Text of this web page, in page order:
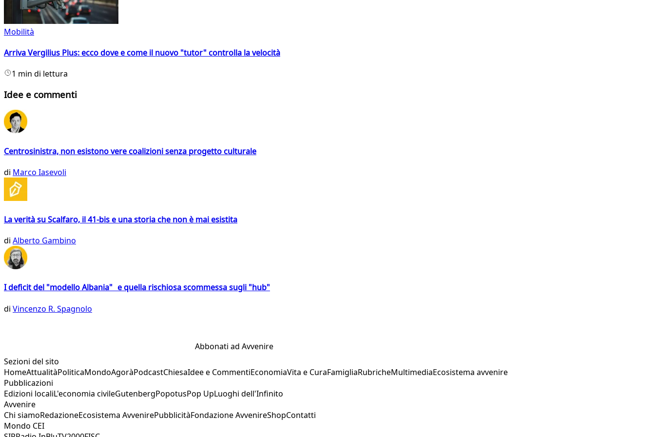
Mobilità
Arriva Vergilius Plus: ecco dove e come il nuovo "tutor" controlla la velocità
1 min di lettura
Idee e commenti
Centrosinistra, non esistono vere coalizioni senza progetto culturale
di Marco Iasevoli
La verità su Scalfaro, il 41-bis e una storia che non è mai esistita
di Alberto Gambino
I deficit del "modello Albania" e quella rischiosa scommessa sugli "hub"
di Vincenzo R. Spagnolo
Abbonati ad Avvenire
Sezioni del sito
HomeAttualitàPoliticaMondoAgoràPodcastChiesaIdee e CommentiEconomiaVita e CuraFamigliaRubricheMultimediaEcosistema avvenire
Pubblicazioni
Edizioni localiL'economia civileGutenbergPopotusPop UpLuoghi dell'Infinito
Avvenire
Chi siamoRedazioneEcosistema AvvenirePubblicitàFondazione AvvenireShopContatti
Mondo CEI